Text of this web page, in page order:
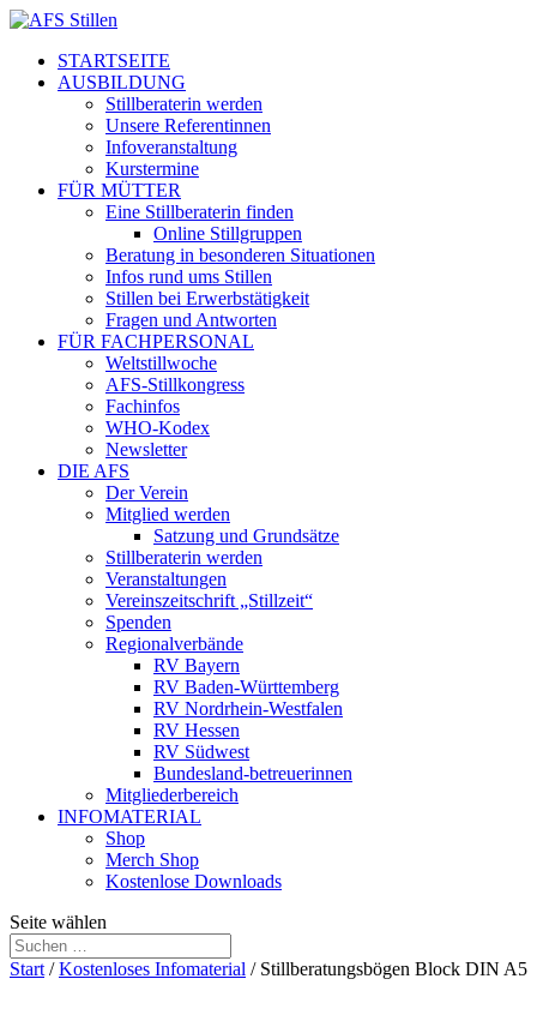
STARTSEITE
AUSBILDUNG
Stillberaterin werden
Unsere Referentinnen
Infoveranstaltung
Kurstermine
FÜR MÜTTER
Eine Stillberaterin finden
Online Stillgruppen
Beratung in besonderen Situationen
Infos rund ums Stillen
Stillen bei Erwerbstätigkeit
Fragen und Antworten
FÜR FACHPERSONAL
Weltstillwoche
AFS-Stillkongress
Fachinfos
WHO-Kodex
Newsletter
DIE AFS
Der Verein
Mitglied werden
Satzung und Grundsätze
Stillberaterin werden
Veranstaltungen
Vereinszeitschrift „Stillzeit“
Spenden
Regionalverbände
RV Bayern
RV Baden-Württemberg
RV Nordrhein-Westfalen
RV Hessen
RV Südwest
Bundesland-betreuerinnen
Mitgliederbereich
INFOMATERIAL
Shop
Merch Shop
Kostenlose Downloads
Seite wählen
Start /Kostenloses Infomaterial / Stillberatungsbögen Block DIN A5